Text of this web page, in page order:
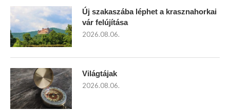
Új szakaszába léphet a krasznahorkai
vár felújítása
2026.08.06.
Világtájak
2026.08.06.